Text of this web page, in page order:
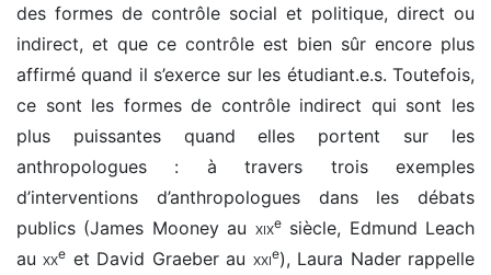
des formes de contrôle social et politique, direct ou
indirect, et que ce contrôle est bien sûr encore plus
affirmé quand il s’exerce sur les étudiant.e.s. Toutefois,
ce sont les formes de contrôle indirect qui sont les
plus puissantes quand elles portent sur les
anthropologues : à travers trois exemples
d’interventions d’anthropologues dans les débats
publics (James Mooney au xixesiècle, Edmund Leach
auxxe et David Graeber au xxie), Laura Nader rappelle